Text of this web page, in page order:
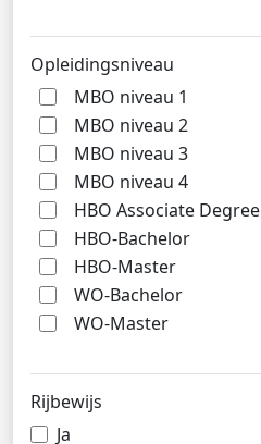
Opleidingsniveau
MBO niveau 1
MBO niveau 2
MBO niveau 3
MBO niveau 4
HBO Associate Degree
HBO-Bachelor
HBO-Master
WO-Bachelor
WO-Master
Rijbewijs
Ja